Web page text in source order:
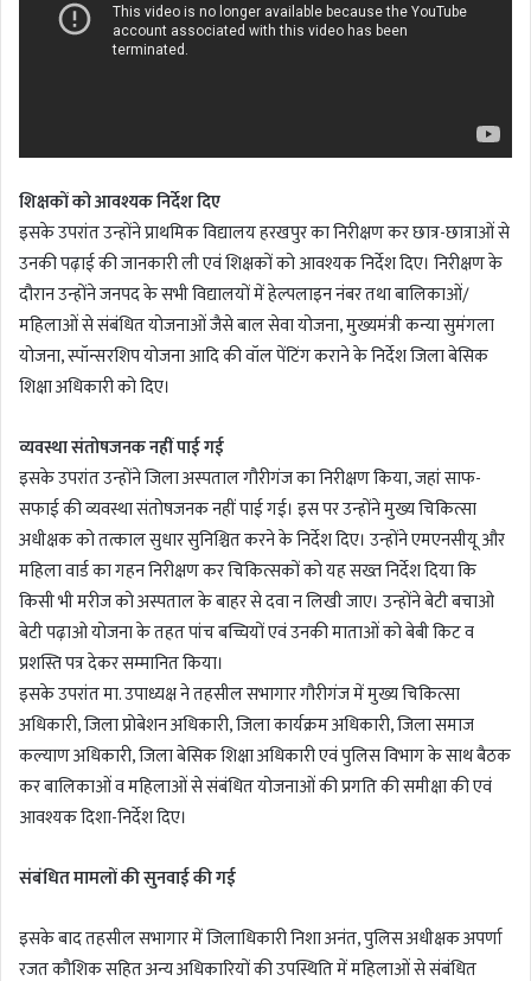
शिक्षकों को आवश्यक निर्देश दिए
इसके उपरांत उन्होंने प्राथमिक विद्यालय हरखपुर का निरीक्षण कर छात्र-छात्राओं से
उनकी पढ़ाई की जानकारी ली एवं शिक्षकों को आवश्यक निर्देश दिए। निरीक्षण के
दौरान उन्होंने जनपद के सभी विद्यालयों में हेल्पलाइन नंबर तथा बालिकाओं/
महिलाओं से संबंधित योजनाओं जैसे बाल सेवा योजना, मुख्यमंत्री कन्या सुमंगला
योजना, स्पॉन्सरशिप योजना आदि की वॉल पेंटिंग कराने के निर्देश जिला बेसिक
शिक्षा अधिकारी को दिए।
व्यवस्था संतोषजनक नहीं पाई गई
इसके उपरांत उन्होंने जिला अस्पताल गौरीगंज का निरीक्षण किया, जहां साफ-
सफाई की व्यवस्था संतोषजनक नहीं पाई गई। इस पर उन्होंने मुख्य चिकित्सा
अधीक्षक को तत्काल सुधार सुनिश्चित करने के निर्देश दिए। उन्होंने एमएनसीयू और
महिला वार्ड का गहन निरीक्षण कर चिकित्सकों को यह सख्त निर्देश दिया कि
किसी भी मरीज को अस्पताल के बाहर से दवा न लिखी जाए। उन्होंने बेटी बचाओ
बेटी पढ़ाओ योजना के तहत पांच बच्चियों एवं उनकी माताओं को बेबी किट व
प्रशस्ति पत्र देकर सम्मानित किया।
इसके उपरांत मा. उपाध्यक्ष ने तहसील सभागार गौरीगंज में मुख्य चिकित्सा
अधिकारी, जिला प्रोबेशन अधिकारी, जिला कार्यक्रम अधिकारी, जिला समाज
कल्याण अधिकारी, जिला बेसिक शिक्षा अधिकारी एवं पुलिस विभाग के साथ बैठक
कर बालिकाओं व महिलाओं से संबंधित योजनाओं की प्रगति की समीक्षा की एवं
आवश्यक दिशा-निर्देश दिए।
संबंधित मामलों की सुनवाई की गई
इसके बाद तहसील सभागार में जिलाधिकारी निशा अनंत, पुलिस अधीक्षक अपर्णा
रजत कौशिक सहित अन्य अधिकारियों की उपस्थिति में महिलाओं से संबंधित